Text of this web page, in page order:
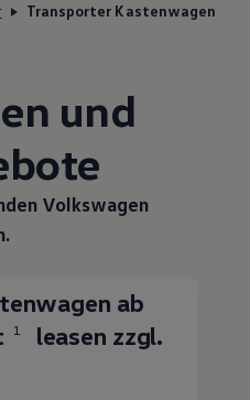
Transporter Kastenwagen
und
Volkswagen
ab
1
leasen zzgl.